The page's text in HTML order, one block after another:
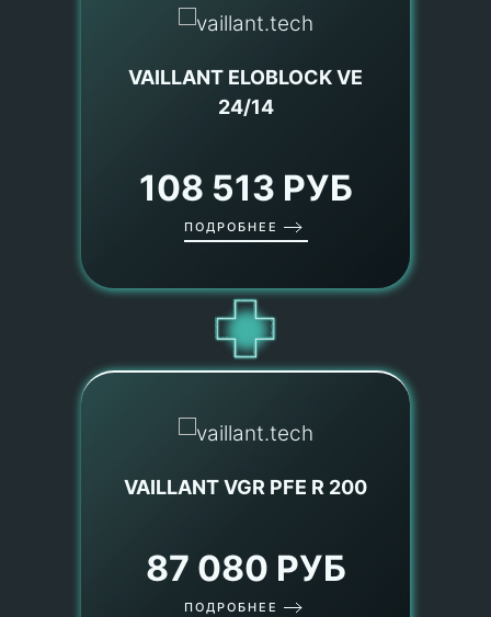
VAILLANT ELOBLOCK VE
24/14
108 513 РУБ
ПОДРОБНЕЕ
VAILLANT VGR PFE R 200
87 080 РУБ
ПОДРОБНЕЕ